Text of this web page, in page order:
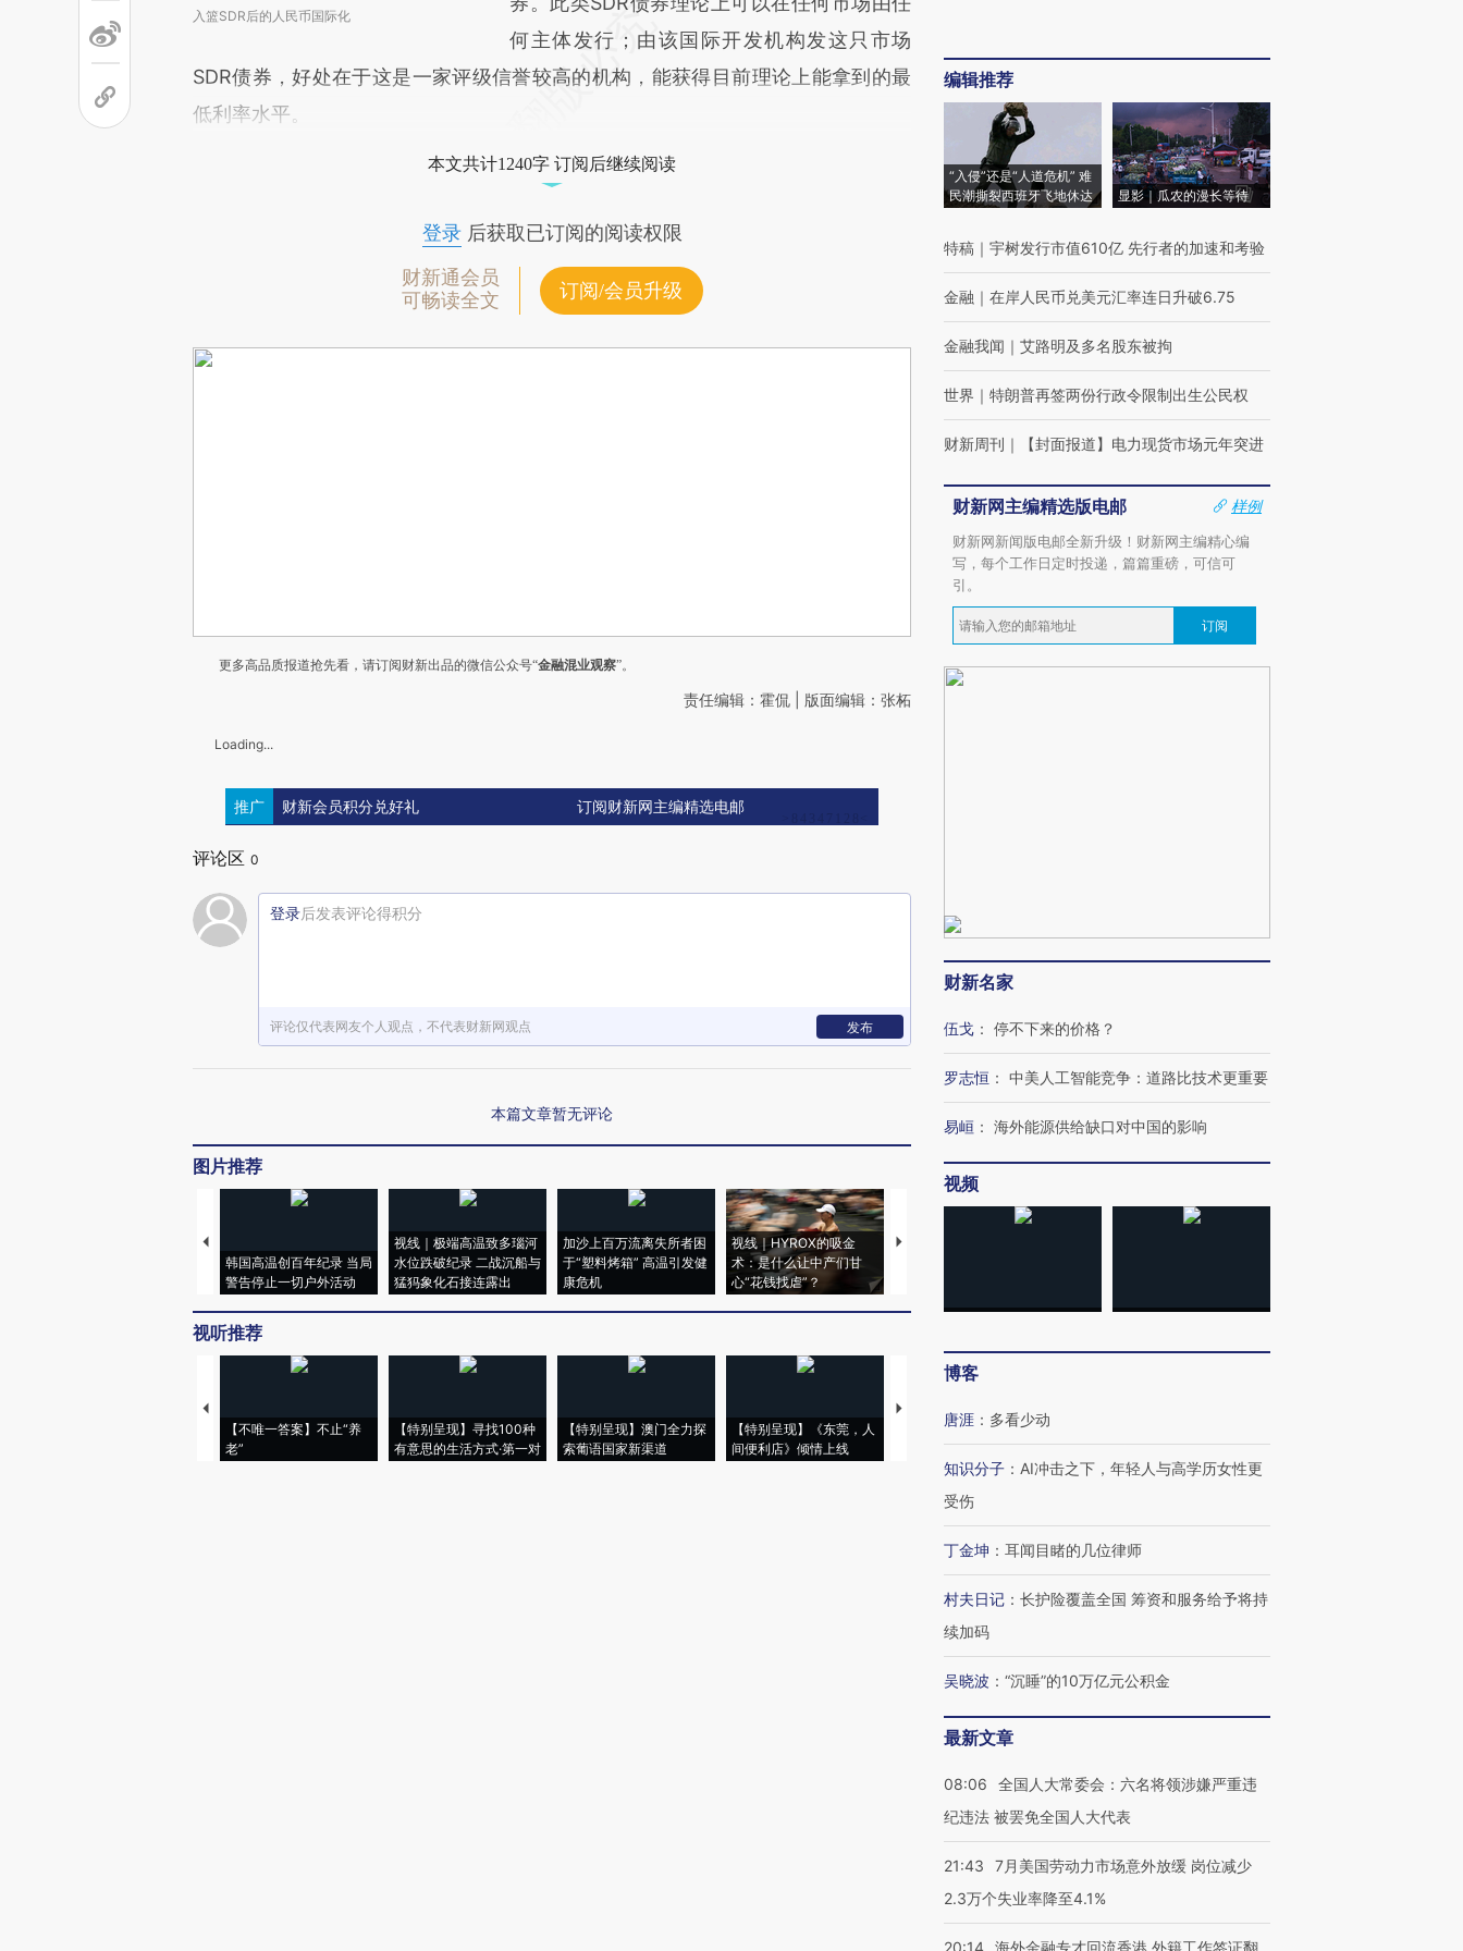
入篮SDR后的人民币国际化
何主体发行；由该国际开发机构发这只市场
SDR债券，好处在于这是一家评级信誉较高的机构，能获得目前理论上能拿到的最
低利率水平。
本文共计1240字 订阅后继续阅读
登录后获取已订阅的阅读权限
财新通会员
可畅读全文
订阅/会员升级
更多高品质报道抢先看，请订阅财新出品的微信公众号“金融混业观察”。
责任编辑：霍侃 | 版面编辑：张柘
Loading...
推广 财新会员积分兑好礼 订阅财新网主编精选电邮
评论区 0
登录后发表评论得积分
评论仅代表网友个人观点，不代表财新网观点 发布
本篇文章暂无评论
图片推荐
韩国高温创百年纪录 当局
警告停止一切户外活动
视线｜极端高温致多瑙河
水位跌破纪录 二战沉船与
猛犸象化石接连露出
加沙上百万流离失所者困
于“塑料烤箱” 高温引发健
康危机
视线｜HYROX的吸金
术：是什么让中产们甘
心“花钱找虐”？
马航飞行员跨国走私7万
视听推荐
【不唯一答案】不止“养
老”
【特别呈现】寻找100种
有意思的生活方式·第一对
【特别呈现】澳门全力探
索葡语国家新渠道
【特别呈现】《东莞，人
间便利店》倾情上线
【推广】走进第四届链博
会，让数智科技“链”接产
有意思的生活方式·第三对
住三大增长引擎是什么？
编辑推荐
“入侵”还是“人道危机” 难
民潮撕裂西班牙飞地休达
显影｜瓜农的漫长等待
特稿 ｜ 宇树发行市值610亿 先行者的加速和考验
金融 ｜ 在岸人民币兑美元汇率连日升破6.75
金融我闻 ｜ 艾路明及多名股东被拘
世界 ｜ 特朗普再签两份行政令限制出生公民权
财新周刊 ｜ 【封面报道】电力现货市场元年突进
财新网主编精选版电邮
样例
财新网新闻版电邮全新升级！财新网主编精心编
写，每个工作日定时投递，篇篇重磅，可信可
引。
订阅
财新名家
伍戈 ： 停不下来的价格？
罗志恒 ： 中美人工智能竞争：道路比技术更重要
易峘 ： 海外能源供给缺口对中国的影响
视频
博客
唐涯 ： 多看少动
知识分子 ： AI冲击之下，年轻人与高学历女性更
受伤
丁金坤 ： 耳闻目睹的几位律师
村夫日记 ： 长护险覆盖全国 筹资和服务给予将持
续加码
吴晓波 ： “沉睡”的10万亿元公积金
最新文章
08:06
全国人大常委会：六名将领涉嫌严重违
纪违法 被罢免全国人大代表
21:43
7月美国劳动力市场意外放缓 岗位减少
2.3万个失业率降至4.1%
20:14 海外金融专才回流香港 外籍工作签证翻